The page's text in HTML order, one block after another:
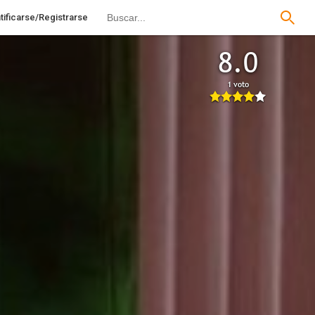
Registrarse
8.0
1 voto